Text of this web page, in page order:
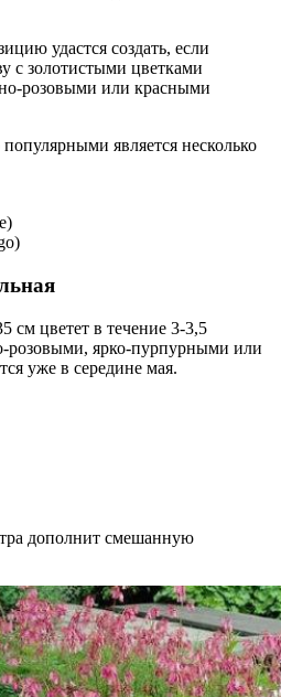
удастся создать, если
с золотистыми цветками
розовыми или красными
является несколько
см цветет в течение 3-3,5
розовыми, ярко-пурпурными или
уже в середине мая.
дополнит смешанную